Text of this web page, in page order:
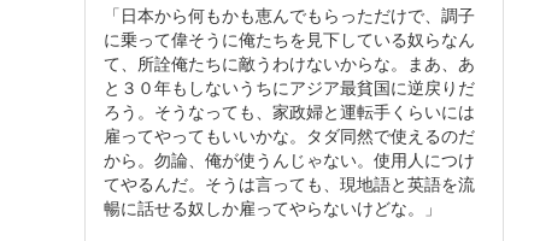
「日本から何もかも恵んでもらっただけで、調子
に乗って偉そうに俺たちを見下している奴らなん
て、所詮俺たちに敵うわけないからな。まあ、あ
と３０年もしないうちにアジア最貧国に逆戻りだ
ろう。そうなっても、家政婦と運転手くらいには
雇ってやってもいいかな。タダ同然で使えるのだ
から。勿論、俺が使うんじゃない。使用人につけ
てやるんだ。そうは言っても、現地語と英語を流
暢に話せる奴しか雇ってやらないけどな。」